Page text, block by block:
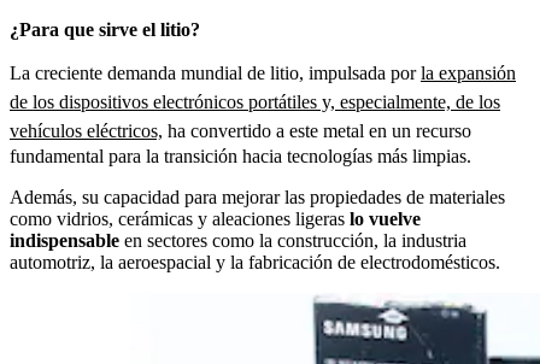
¿Para que sirve el litio?
La creciente demanda mundial de litio, impulsada porla expansión
de los dispositivos electrónicos portátiles y, especialmente, de los
vehículos eléctricos, ha convertido a este metal en un recurso
fundamental para la transición hacia tecnologías más limpias.
Además, su capacidad para mejorar las propiedades de materiales
como vidrios, cerámicas y aleaciones ligeras lo vuelve
indispensable en sectores como la construcción, la industria
automotriz, la aeroespacial y la fabricación de electrodomésticos.